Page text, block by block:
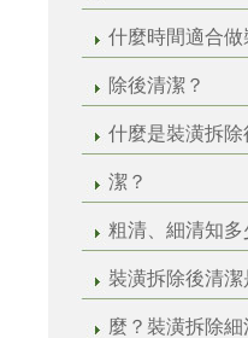
什麼時間適合做
除後清潔？
什麼是裝潢拆除
潔？
粗清、細清知多
裝潢拆除後清潔
麼？裝潢拆除細